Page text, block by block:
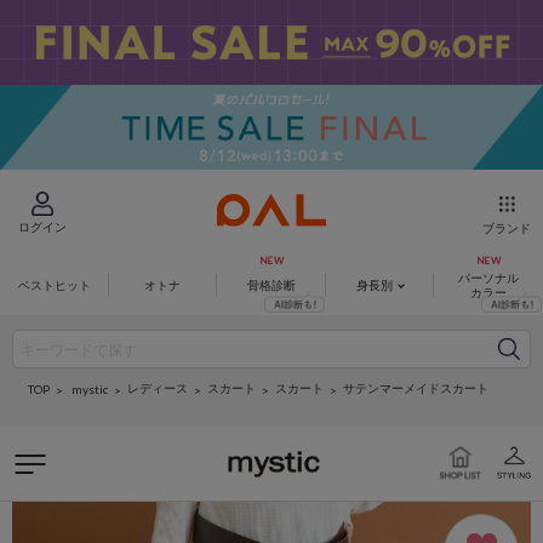
ログイン ブランド
ベストヒット オトナ 骨格診断 身長別
パーソナル
カラー
TOP mystic レディース スカート スカート サテンマーメイドスカート